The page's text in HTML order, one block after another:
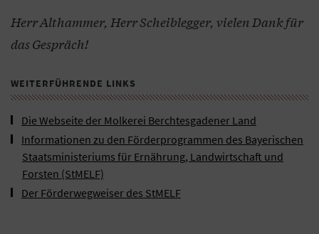
Herr Althammer, Herr Scheiblegger, vielen Dank für
das Gespräch!
WEITERFÜHRENDE LINKS
Die Webseite der Molkerei Berchtesgadener Land
Informationen zu den Förderprogrammen des Bayerischen
Staatsministeriums für Ernährung, Landwirtschaft und
Forsten (StMELF)
Der Förderwegweiser des StMELF